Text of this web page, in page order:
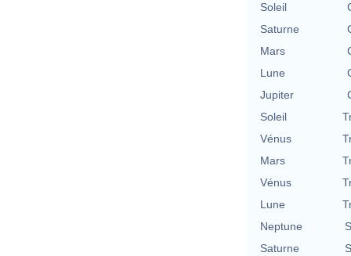
Soleil
Saturne
Mars
Lune
Jupiter
Soleil
Vénus
Mars
Vénus
Lune
Neptune
Saturne